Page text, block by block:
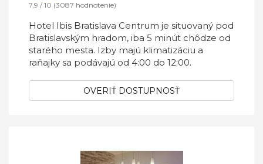
7,9 / 10 (3087 hodnotenie)
Hotel Ibis Bratislava Centrum je situovaný pod
Bratislavským hradom, iba 5 minút chôdze od
starého mesta. Izby majú klimatizáciu a
raňajky sa podávajú od 4:00 do 12:00.
OVERIŤ DOSTUPNOSŤ